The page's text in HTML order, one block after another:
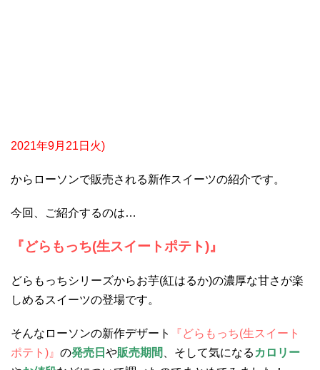
2021年9月21日火)
からローソンで販売される新作スイーツの紹介です。
今回、ご紹介するのは…
『どらもっち(生スイートポテト)』
どらもっちシリーズからお芋(紅はるか)の濃厚な甘さが楽
しめるスイーツの登場です。
そんなローソンの新作デザート
『どらもっち(生スイート
ポテト)』 の発売日 や販売期間 、そして気になる カロリー